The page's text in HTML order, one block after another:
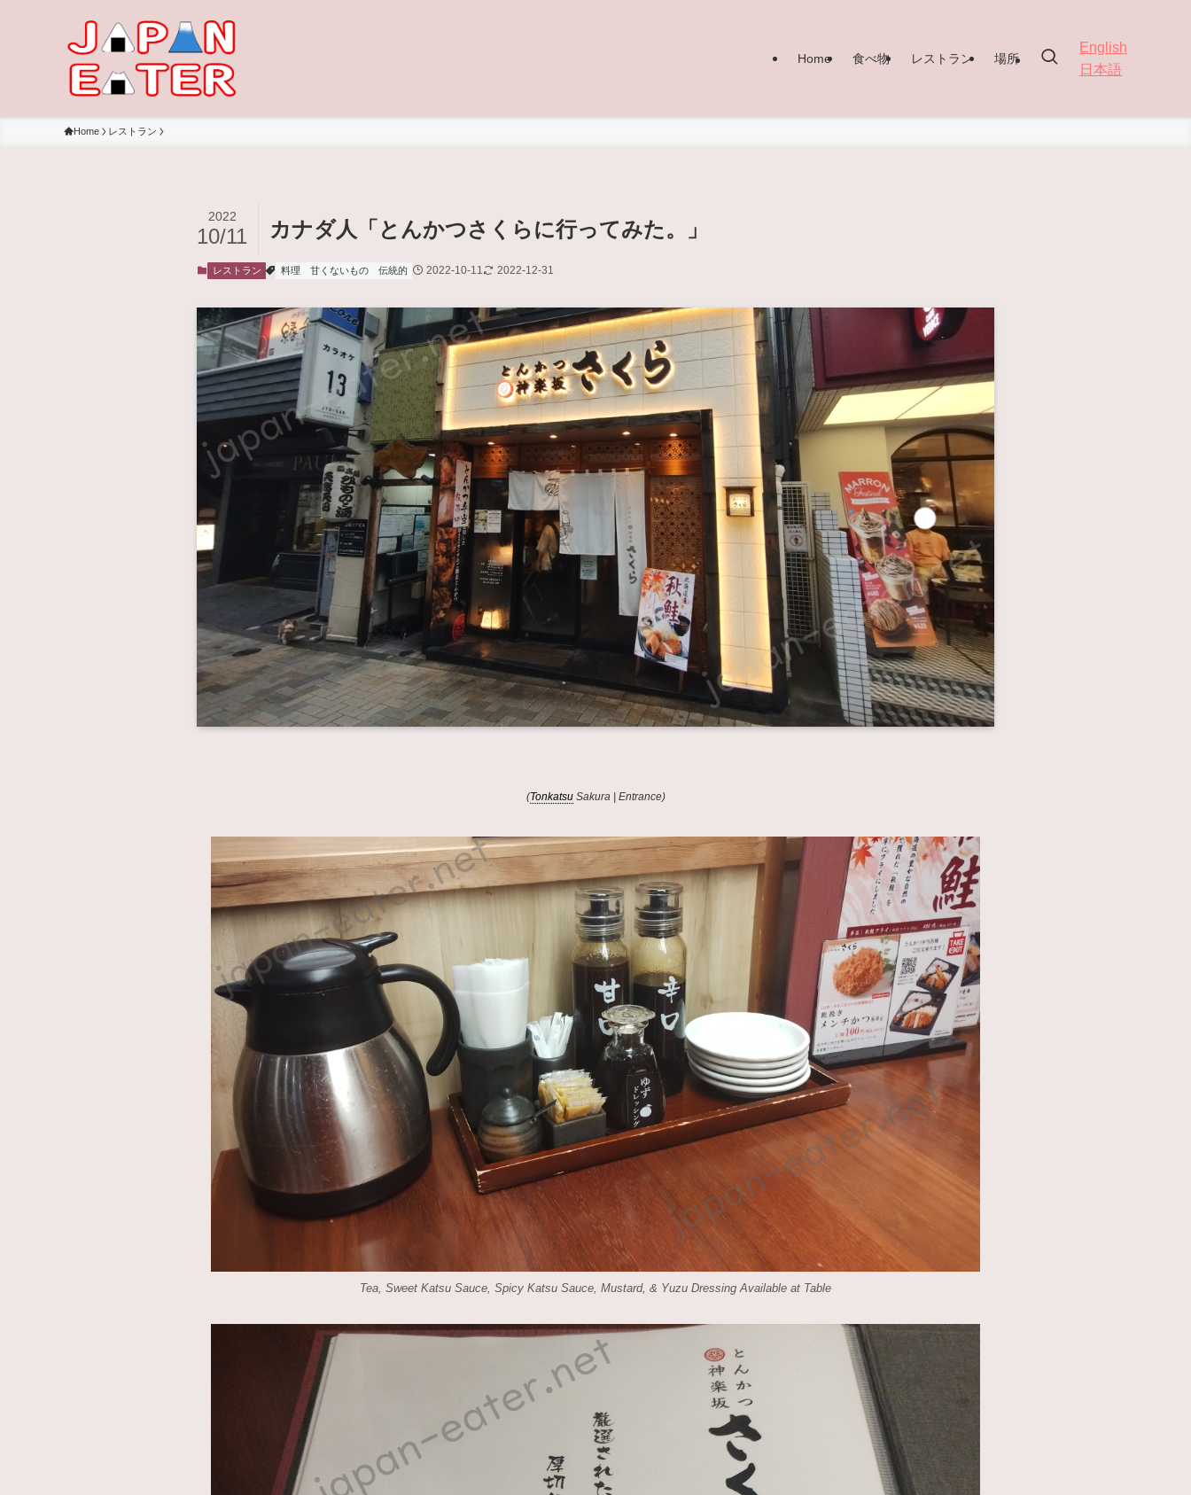
Home 食べ物 レストラン 場所
English
日本語
Home レストラン
カナダ人「とんかつさくらに行ってみた。」
2022
10/11
レストラン 料理 甘くないもの 伝統的 2022-10-11 2022-12-31
(TonkatsuSakura | Entrance)
Tea, Sweet Katsu Sauce, Spicy Katsu Sauce, Mustard, & Yuzu Dressing Available at Table